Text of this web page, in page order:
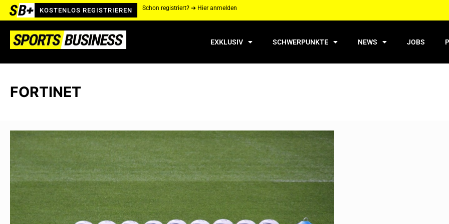
KOSTENLOS REGISTRIEREN Schon registriert? ➔ Hier anmelden
EXKLUSIV SCHWERPUNKTE NEWS JOBS
FORTINET